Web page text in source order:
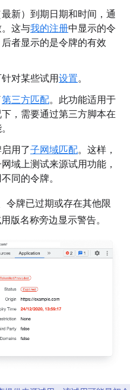
最新）到期日期和时间，通
这与我的注册中显示的令
者显示的是令牌的有效
针对某些试用设置。
第三方匹配。此功能适用于
，需要通过第三方脚本在
用了子网域匹配。这样，
域上测试来源试用功能，
同的令牌。
令牌已过期或存在其他限
版名称旁边显示警告。